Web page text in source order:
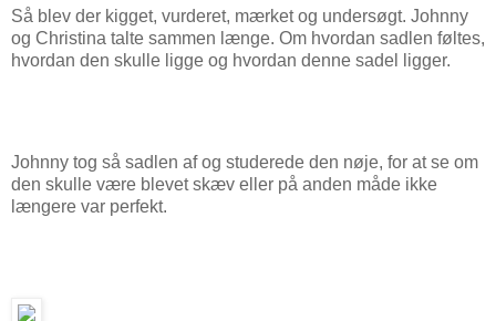
Så blev der kigget, vurderet, mærket og undersøgt. Johnny
og Christina talte sammen længe. Om hvordan sadlen føltes,
hvordan den skulle ligge og hvordan denne sadel ligger.
Johnny tog så sadlen af og studerede den nøje, for at se om
den skulle være blevet skæv eller på anden måde ikke
længere var perfekt.